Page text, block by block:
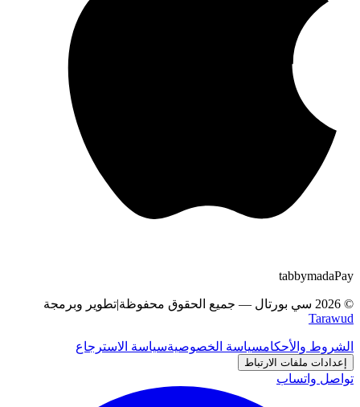
Pay
mada
tabby
©
2026 سي بورتال — جميع الحقوق محفوظة|تطوير وبرمجة
Tarawud
الشروط والأحكامسياسة الخصوصيةسياسة الاسترجاع
إعدادات ملفات الارتباط
تواصل واتساب